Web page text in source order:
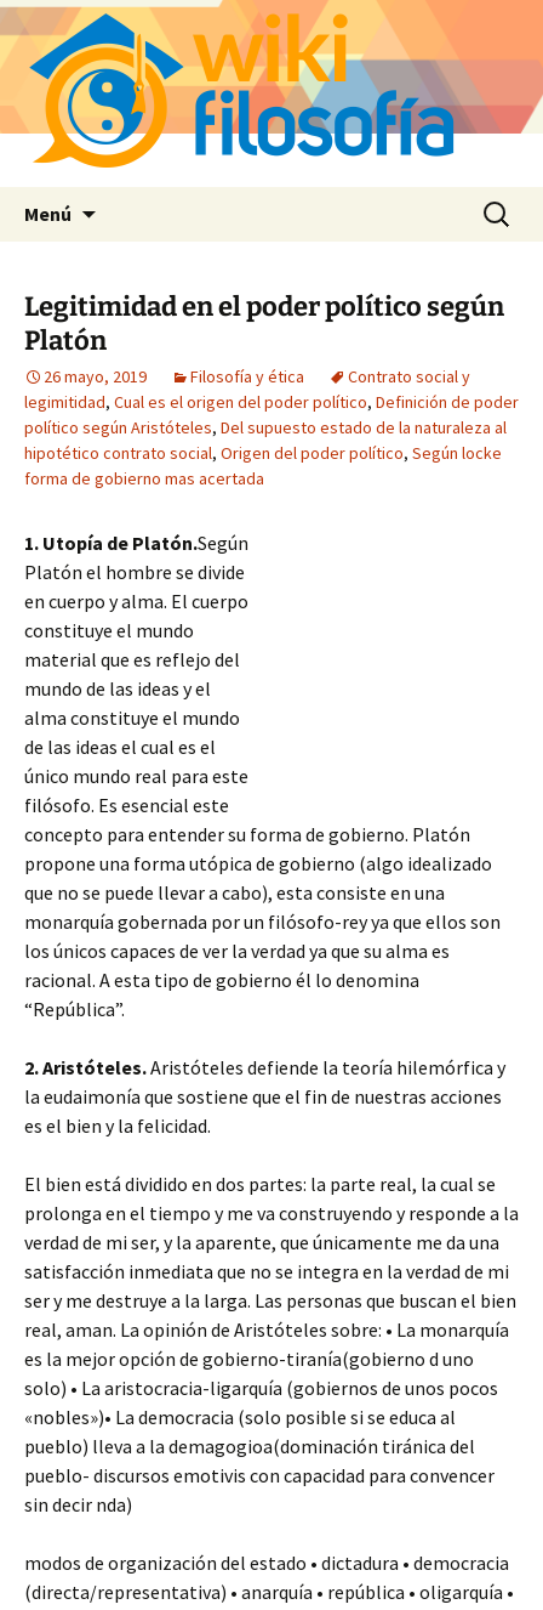
Menú Buscar:
Legitimidad en el poder político según
Platón
26 mayo, 2019 Filosofía y ética
Contrato social y
legimitidad, Cual es el origen del poder político, Definición de poder
político según Aristóteles, Del supuesto estado de la naturaleza al
hipotético contrato social, Origen del poder político, Según locke
forma de gobierno mas acertada
1. Utopía de Platón.Según
Platón el hombre se divide
en cuerpo y alma. El cuerpo
constituye el mundo
material que es reflejo del
mundo de las ideas y el
alma constituye el mundo
de las ideas el cual es el
único mundo real para este
filósofo. Es esencial este
concepto para entender su forma de gobierno. Platón
propone una forma utópica de gobierno (algo idealizado
que no se puede llevar a cabo), esta consiste en una
monarquía gobernada por un filósofo-rey ya que ellos son
los únicos capaces de ver la verdad ya que su alma es
racional. A esta tipo de gobierno él lo denomina
“República”.
2. Aristóteles.Aristóteles defiende la teoría hilemórfica y
la eudaimonía que sostiene que el fin de nuestras acciones
es el bien y la felicidad.
El bien está dividido en dos partes: la parte real, la cual se
prolonga en el tiempo y me va construyendo y responde a la
verdad de mi ser, y la aparente, que únicamente me da una
satisfacción inmediata que no se integra en la verdad de mi
ser y me destruye a la larga. Las personas que buscan el bien
real, aman. La opinión de Aristóteles sobre: • La monarquía
es la mejor opción de gobierno-tiranía(gobierno d uno
solo) • La aristocracia-ligarquía (gobiernos de unos pocos
«nobles»)• La democracia (solo posible si se educa al
pueblo) lleva a la demagogioa(dominación tiránica del
pueblo- discursos emotivis con capacidad para convencer
sin decir nda)
modos de organización del estado • dictadura • democracia
(directa/representativa) • anarquía • república • oligarquía •